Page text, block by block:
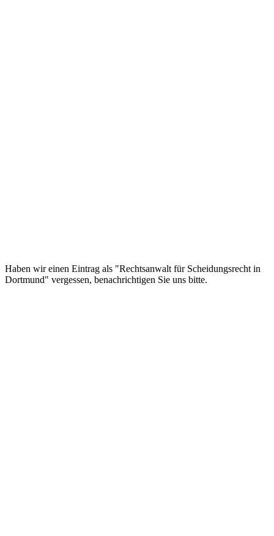
Haben wir einen Eintrag als "Rechtsanwalt für Scheidungsrecht in
Dortmund" vergessen, benachrichtigen Sie uns bitte.